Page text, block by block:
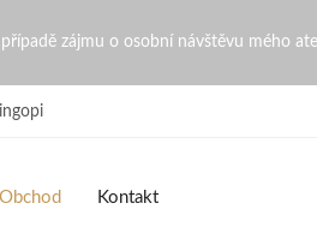
případě zájmu o osobní návštěvu mého
Obchod Kontakt